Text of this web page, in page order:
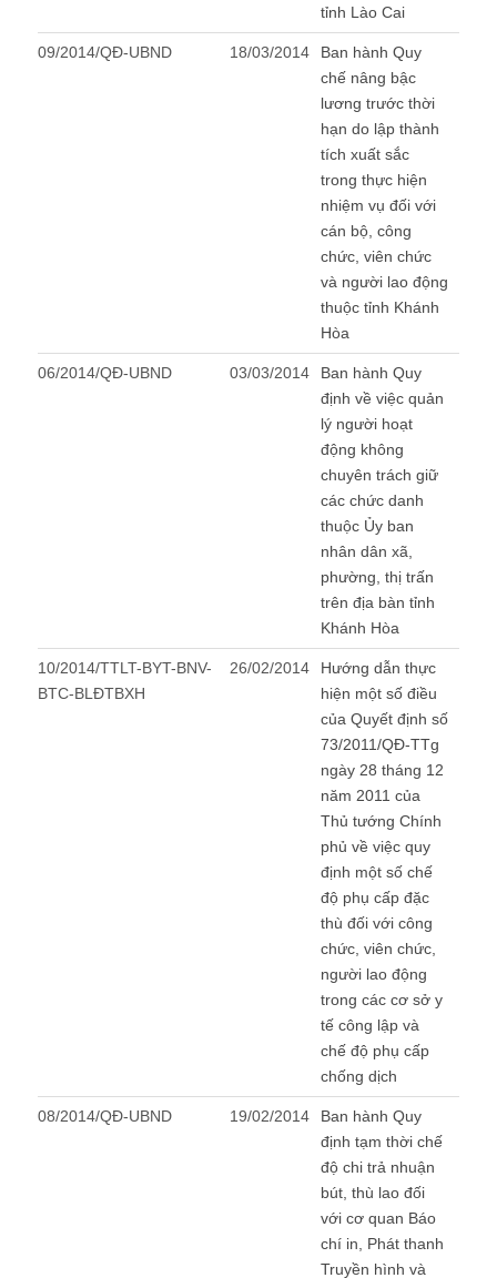
tỉnh Lào Cai
09/2014/QĐ-UBND 18/03/2014
Ban hành Quy
chế nâng bậc
lương trước thời
hạn do lập thành
tích xuất sắc
trong thực hiện
nhiệm vụ đối với
cán bộ, công
chức, viên chức
và người lao động
thuộc tỉnh Khánh
Hòa
06/2014/QĐ-UBND 03/03/2014
Ban hành Quy
định về việc quản
lý người hoạt
động không
chuyên trách giữ
các chức danh
thuộc Ủy ban
nhân dân xã,
phường, thị trấn
trên địa bàn tỉnh
Khánh Hòa
10/2014/TTLT-BYT-BNV-
BTC-BLĐTBXH
26/02/2014
Hướng dẫn thực
hiện một số điều
của Quyết định số
73/2011/QĐ-TTg
ngày 28 tháng 12
năm 2011 của
Thủ tướng Chính
phủ về việc quy
định một số chế
độ phụ cấp đặc
thù đối với công
chức, viên chức,
người lao động
trong các cơ sở y
tế công lập và
chế độ phụ cấp
chống dịch
08/2014/QĐ-UBND 19/02/2014
Ban hành Quy
định tạm thời chế
độ chi trả nhuận
bút, thù lao đối
với cơ quan Báo
chí in, Phát thanh
Truyền hình và